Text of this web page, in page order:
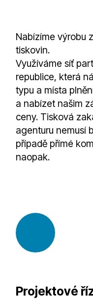
Nabízíme výrobu
tiskovin.
Využíváme síť
republice, která
typu a místa
a nabízet našim
ceny. Tisková
agenturu nemusí
případě přímé
naopak.
Projektové